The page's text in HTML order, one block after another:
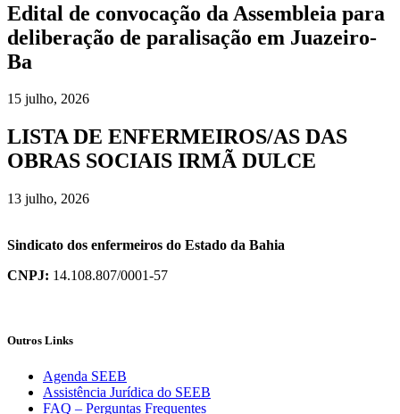
Edital de convocação da Assembleia para
deliberação de paralisação em Juazeiro-
Ba
15 julho, 2026
LISTA DE ENFERMEIROS/AS DAS
OBRAS SOCIAIS IRMÃ DULCE
13 julho, 2026
Sindicato dos enfermeiros do Estado da Bahia
CNPJ: 14.108.807/0001-57
Outros Links
Agenda SEEB
Assistência Jurídica do SEEB
FAQ – Perguntas Frequentes